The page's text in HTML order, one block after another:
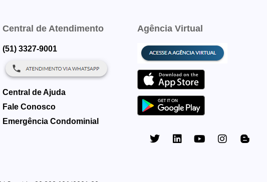
Central de Atendimento
(51) 3327-9001
Central de Ajuda
Fale Conosco
Emergência Condominial
Agência Virtual